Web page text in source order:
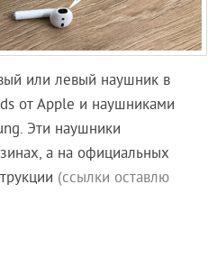
или левый наушник в
от Apple и наушниками
Эти наушники
а на официальных
(ссылки оставлю